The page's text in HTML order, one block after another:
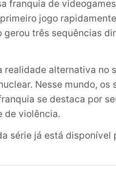
franquia de
jogo
três sequências
alternativa no
Nesse mundo, os
se destaca por
de violência.
série já está disponível